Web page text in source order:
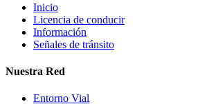
Inicio
Licencia de conducir
Información
Señales de tránsito
Nuestra Red
Entorno Vial